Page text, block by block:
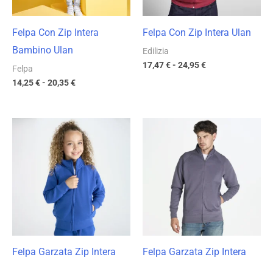
Felpa Con Zip Intera
Bambino Ulan
Felpa
14,25€- 20,35€
Felpa Con Zip Intera Ulan
Edilizia
17,47€- 24,95€
Felpa Garzata Zip Intera
Fascia
di
prezzo:
da
13,17 €
a
18,81 €
Felpa Garzata Zip Intera
Fascia
di
prezzo:
da
17,23 €
24,61 €